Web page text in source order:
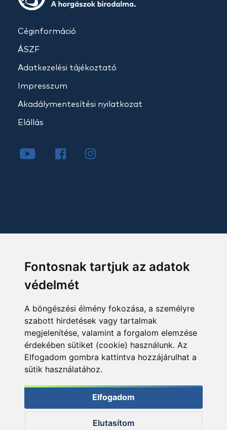
Fontosnak tartjuk az adatok
védelmét
A böngészési élmény fokozása, a személyre
szabott hirdetések vagy tartalmak
megjelenítése, valamint a forgalom elemzése
érdekében sütiket (cookie) használunk. Az
Elfogadom gombra kattintva hozzájárulhat a
sütik használatához.
Elfogadom
Elutasítom
Céginformáció
ÁSZF
Adatkezelési tájékoztató
Impresszum
Akadálymentesítési nyilatkozat
Elállás